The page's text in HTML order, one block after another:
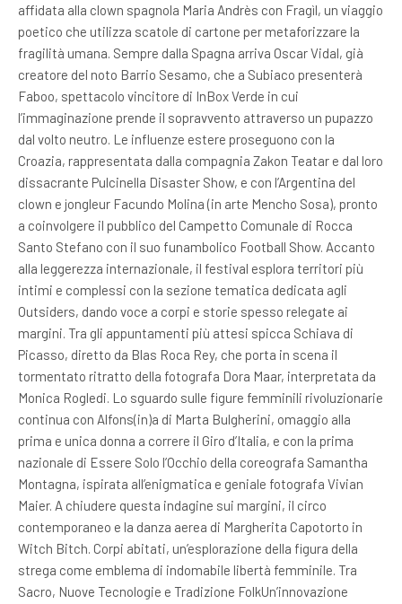
affidata alla clown spagnola Maria Andrès con Fragìl, un viaggio
poetico che utilizza scatole di cartone per metaforizzare la
fragilità umana. Sempre dalla Spagna arriva Oscar Vidal, già
creatore del noto Barrio Sesamo, che a Subiaco presenterà
Faboo, spettacolo vincitore di InBox Verde in cui
l’immaginazione prende il sopravvento attraverso un pupazzo
dal volto neutro. Le influenze estere proseguono con la
Croazia, rappresentata dalla compagnia Zakon Teatar e dal loro
dissacrante Pulcinella Disaster Show, e con l’Argentina del
clown e jongleur Facundo Molina (in arte Mencho Sosa), pronto
a coinvolgere il pubblico del Campetto Comunale di Rocca
Santo Stefano con il suo funambolico Football Show. Accanto
alla leggerezza internazionale, il festival esplora territori più
intimi e complessi con la sezione tematica dedicata agli
Outsiders, dando voce a corpi e storie spesso relegate ai
margini. Tra gli appuntamenti più attesi spicca Schiava di
Picasso, diretto da Blas Roca Rey, che porta in scena il
tormentato ritratto della fotografa Dora Maar, interpretata da
Monica Rogledi. Lo sguardo sulle figure femminili rivoluzionarie
continua con Alfons(in)a di Marta Bulgherini, omaggio alla
prima e unica donna a correre il Giro d’Italia, e con la prima
nazionale di Essere Solo l’Occhio della coreografa Samantha
Montagna, ispirata all’enigmatica e geniale fotografa Vivian
Maier. A chiudere questa indagine sui margini, il circo
contemporaneo e la danza aerea di Margherita Capotorto in
Witch Bitch. Corpi abitati, un’esplorazione della figura della
strega come emblema di indomabile libertà femminile. Tra
Sacro, Nuove Tecnologie e Tradizione FolkUn’innovazione